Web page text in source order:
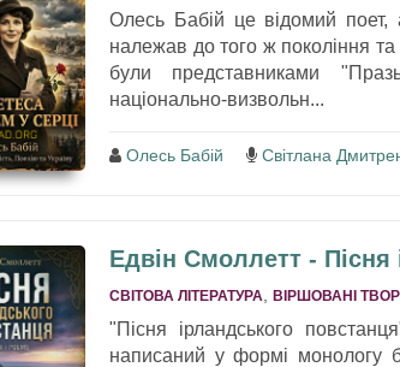
Олесь Бабій це відомий
належав до того ж покоління
були представниками
національно-визвольн...
Олесь Бабій Світлана
Едвін Смоллетт - Пісня
СВІТОВА ЛІТЕРАТУРА ВІРШОВАНІ
"Пісня ірландського
написаний у формі монологу